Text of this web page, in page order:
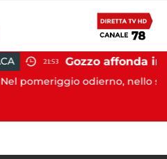
odierno, nello specchio